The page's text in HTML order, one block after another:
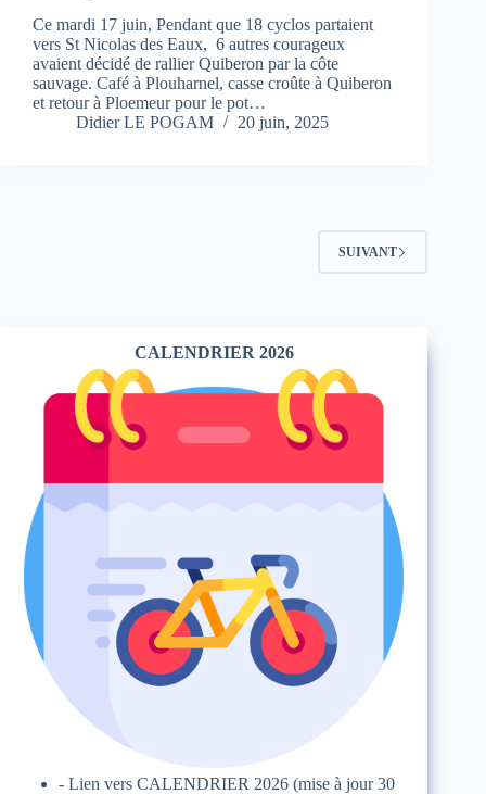
Ce mardi 17 juin, Pendant que 18 cyclos partaient
vers St Nicolas des Eaux, 6 autres courageux
avaient décidé de rallier Quiberon par la côte
sauvage. Café à Plouharnel, casse croûte à Quiberon
et retour à Ploemeur pour le pot…
Didier LE POGAM
20 juin, 2025
SUIVANT
CALENDRIER 2026
- Lien vers CALENDRIER 2026 (mise à jour 30